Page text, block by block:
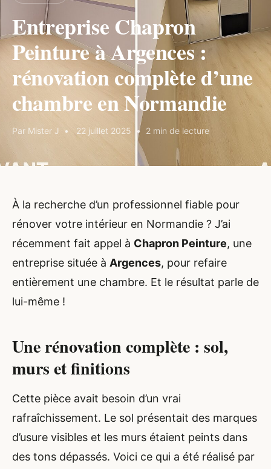
Entreprise Chapron
Peinture à Argences :
rénovation complète d’une
chambre en Normandie
Par Mister J 22 juillet 2025 2 min de lecture
À la recherche d’un professionnel fiable pour
rénover votre intérieur en Normandie ? J’ai
récemment fait appel à Chapron Peinture, une
entreprise située à Argences, pour refaire
entièrement une chambre. Et le résultat parle de
lui-même !
Une rénovation complète : sol,
murs et finitions
Cette pièce avait besoin d’un vrai
rafraîchissement. Le sol présentait des marques
d’usure visibles et les murs étaient peints dans
des tons dépassés. Voici ce qui a été réalisé par